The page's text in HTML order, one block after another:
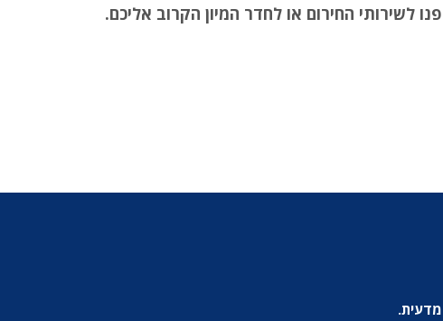
לשירותי החירום או לחדר המיון הקרוב אליכם.